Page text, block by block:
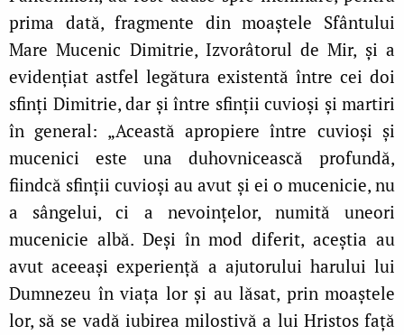
prima dată, fragmente din moaștele Sfântului
Mare Mucenic Dimitrie, Izvorâtorul de Mir, și a
evidențiat astfel legătura existentă între cei doi
sfinți Dimitrie, dar și între sfinții cuvioși și martiri
în general: „Această apropiere între cuvioși și
mucenici este una duhovnicească profundă,
fiindcă sfinții cuvioși au avut și ei o mucenicie, nu
a sângelui, ci a nevoințelor, numită uneori
mucenicie albă. Deși în mod diferit, aceștia au
avut aceeași experiență a ajutorului harului lui
Dumnezeu în viața lor și au lăsat, prin moaștele
lor, să se vadă iubirea milostivă a lui Hristos față